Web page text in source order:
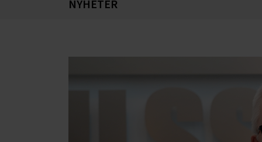
NYHETER